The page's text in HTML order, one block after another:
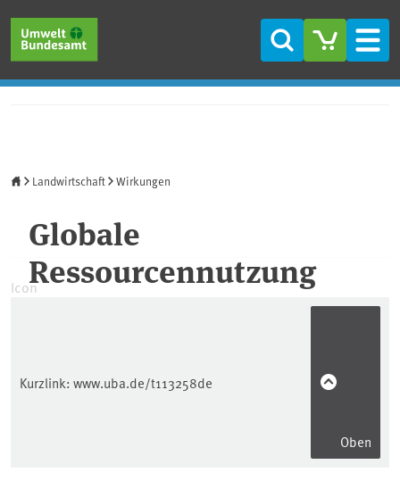
Suche
Landwirtschaft Wirkungen
Icon
Globale
Ressourcennutzung
Kurzlink: www.uba.de/t113258de
Oben